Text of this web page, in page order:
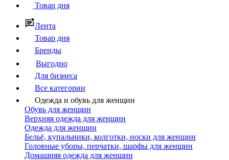
Товар дня
Лента
Товар дня
Бренды
Выгодно
Для бизнеса
Все категории
Одежда и обувь для женщин
Обувь для женщин
Верхняя одежда для женщин
Одежда для женщин
Бельё, купальники, колготки, носки для женщин
Головные уборы, перчатки, шарфы для женщин
Домашняя одежда для женщин